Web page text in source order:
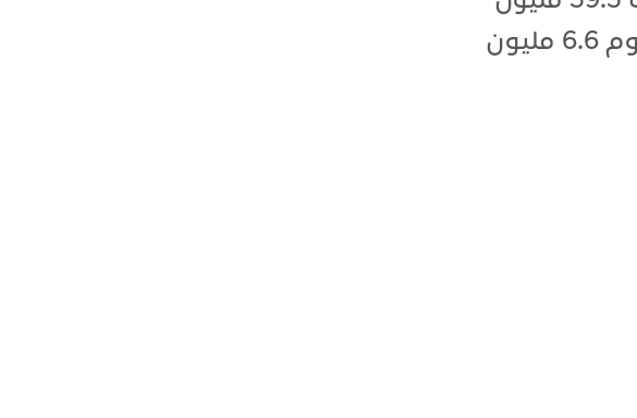
زائر سنويًا في أفق عام 2030، مقارنة بعام 2025 الذي سجل قدوم 6.6 مليون